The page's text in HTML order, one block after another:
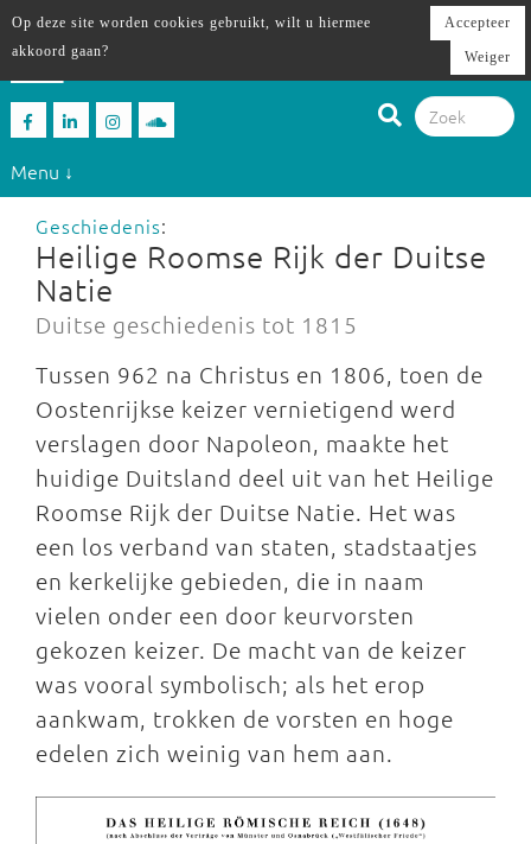
Menu ↓
Geschiedenis:
Heilige Roomse Rijk der Duitse
Natie
Duitse geschiedenis tot 1815
Tussen 962 na Christus en 1806, toen de
Oostenrijkse keizer vernietigend werd
verslagen door Napoleon, maakte het
huidige Duitsland deel uit van het Heilige
Roomse Rijk der Duitse Natie. Het was
een los verband van staten, stadstaatjes
en kerkelijke gebieden, die in naam
vielen onder een door keurvorsten
gekozen keizer. De macht van de keizer
was vooral symbolisch; als het erop
aankwam, trokken de vorsten en hoge
edelen zich weinig van hem aan.
Op deze site worden cookies gebruikt, wilt u hiermee
akkoord gaan?
Accepteer
Weiger